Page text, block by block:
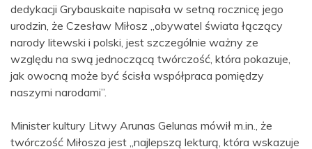
dedykacji Grybauskaite napisała w setną rocznicę jego
urodzin, że Czesław Miłosz „obywatel świata łączący
narody litewski i polski, jest szczególnie ważny ze
względu na swą jednoczącą twórczość, która pokazuje,
jak owocną może być ścisła współpraca pomiędzy
naszymi narodami”.
Minister kultury Litwy Arunas Gelunas mówił m.in., że
twórczość Miłosza jest „najlepszą lekturą, która wskazuje